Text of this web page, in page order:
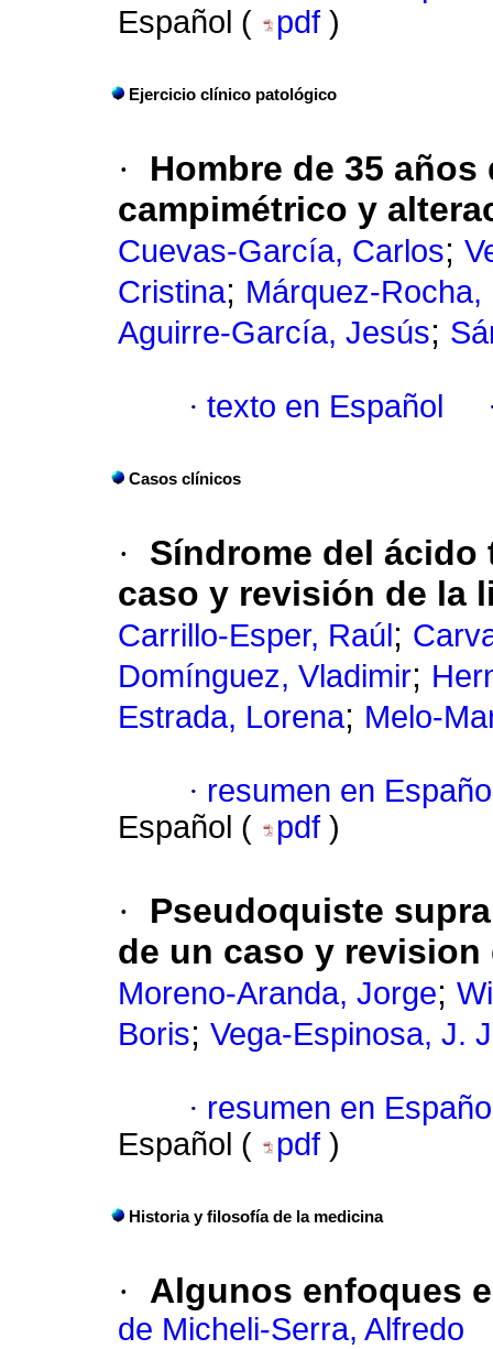
Español (
pdf )
Ejercicio clínico patológico
·
Hombre de 35
campimétrico y
Cuevas-García, Carlos;
Cristina; Márquez-
Aguirre-García, Jesús;
· texto en Español
Casos clínicos
· Síndrome del ácido
caso y revisión de la
Carrillo-Esper, Raúl ;
Domínguez, Vladimir;
Estrada, Lorena; Melo-
· resumen en
Español (
pdf )
·
Pseudoquiste
de un caso y revision
Moreno-Aranda, Jorge;
Boris; Vega-Espinosa, J.
· resumen en
Español (
pdf )
Historia y filosofía de la medicina
· Algunos enfoques
de Micheli-Serra, Alfredo